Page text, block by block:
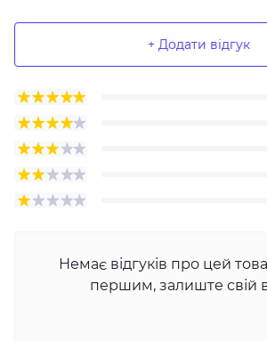
+ Додати відгук
Немає відгуків про цей
першим, залиште свій